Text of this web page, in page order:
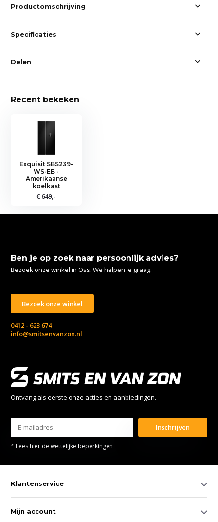
Productomschrijving
Specificaties
Delen
Recent bekeken
Exquisit SBS239-
WS-EB -
Amerikaanse
koelkast
€ 649,-
Ben je op zoek naar persoonlijk advies?
Bezoek onze winkel in Oss. We helpen je graag.
Bezoek onze winkel
0412 - 623 674
info@smitsenvanzon.nl
Ontvang als eerste onze acties en aanbiedingen.
Inschrijven
* Lees hier de wettelijke beperkingen
Klantenservice
Mijn account